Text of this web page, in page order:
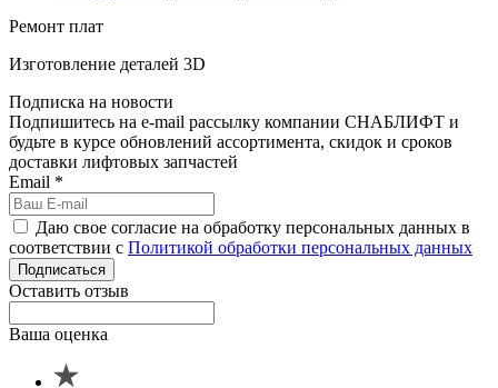
Ремонт плат
Изготовление деталей 3D
Подписка на новости
Подпишитесь на e-mail рассылку компании СНАБЛИФТ и
будьте в курсе обновлений ассортимента, скидок и сроков
доставки лифтовых запчастей
Email *
Даю свое согласие на обработку персональных данных в
соответствии с Политикой обработки персональных данных
Подписаться
Оставить отзыв
Ваша оценка